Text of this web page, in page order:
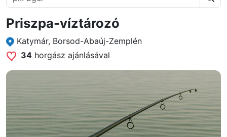
Priszpa-víztározó
Katymár, Borsod-Abaúj-Zemplén
34 horgász ajánlásával